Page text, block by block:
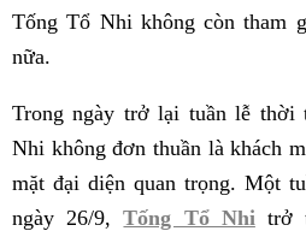
Tống Tổ Nhi không còn tham
nữa.
Trong ngày trở lại tuần lễ thời
Nhi không đơn thuần là khách
mặt đại diện quan trọng. Một
ngày 26/9,Tống Tổ Nhi trở